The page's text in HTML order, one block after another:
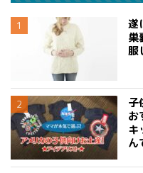
遂
巣
服
子
お
キ
ん